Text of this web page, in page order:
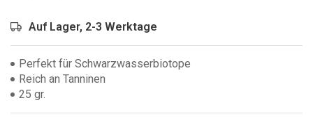
Auf Lager, 2-3 Werktage
Perfekt für Schwarzwasserbiotope
Reich an Tanninen
25 gr.